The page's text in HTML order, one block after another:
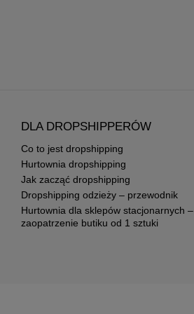
DLA DROPSHIPPERÓW
Co to jest dropshipping
Hurtownia dropshipping
Jak zacząć dropshipping
Dropshipping odzieży – przewodnik
Hurtownia dla sklepów stacjonarnych –
zaopatrzenie butiku od 1 sztuki